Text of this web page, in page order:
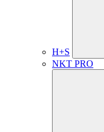
H+S
NKT PRO